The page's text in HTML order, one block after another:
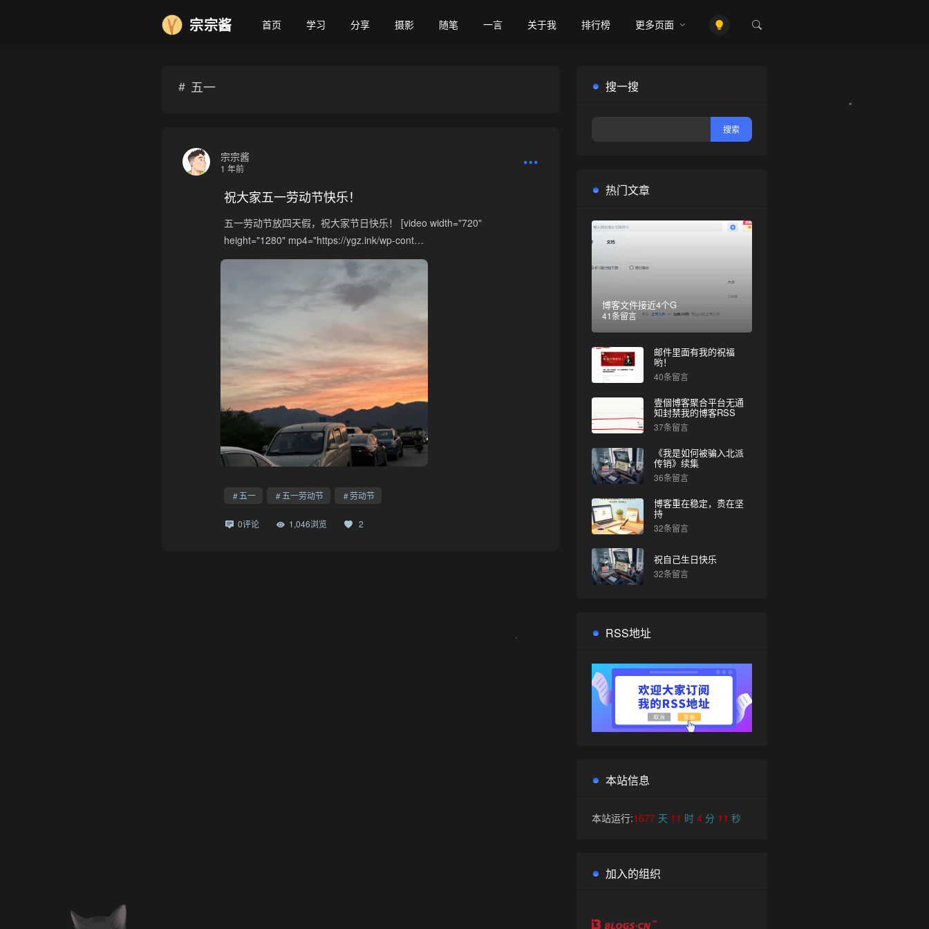
宗宗酱 首页 学习 分享 摄影 随笔 一言 关于我 排行榜 更多页面
五一
宗宗酱
1 年前
祝大家五一劳动节快乐！
五一劳动节放四天假，祝大家节日快乐！ [video width="720"
height="1280" mp4="https://ygz.ink/wp-cont…
五一 五一劳动节 劳动节
0评论 1,046浏览 2
搜一搜
热门文章
博客文件接近4个G
41条留言
邮件里面有我的祝福
哟！
40条留言
壹個博客聚合平台无通
知封禁我的博客RSS
37条留言
《我是如何被骗入北派
传销》续集
36条留言
博客重在稳定，贵在坚
持
32条留言
祝自己生日快乐
32条留言
RSS地址
本站信息
本站运行:1677天 11 时 4分 11 秒
加入的组织